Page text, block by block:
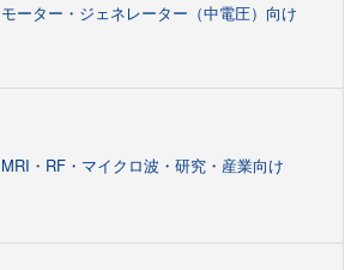
モーター・ジェネレーター（中電圧）向け
MRI・RF・マイクロ波・研究・産業向け